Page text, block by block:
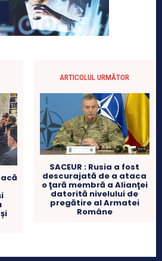
ARTICOLUL URMĂTOR
SACEUR : Rusia a fost
descurajată de a ataca
o ţară membră a Alianţei
datorită nivelului de
pregătire al Armatei
Române